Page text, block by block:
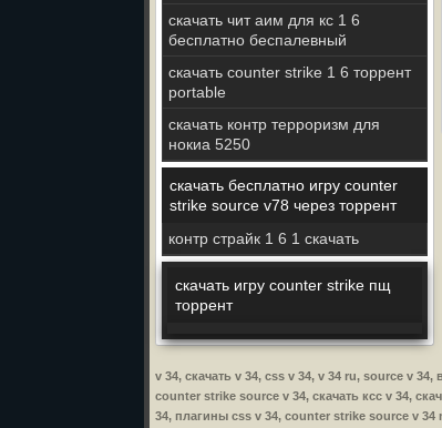
скачать чит аим для кс 1 6
бесплатно беспалевный
скачать counter strike 1 6 торрент
portable
скачать контр терроризм для
нокиа 5250
скачать бесплатно игру counter
strike source v78 через торрент
контр страйк 1 6 1 скачать
скачать игру counter strike пщ
торрент
v 34, скачать v 34, css v 34, v 34 ru, source v
counter strike source v 34, скачать ксс v 34,
34, плагины css v 34, counter strike source v 34